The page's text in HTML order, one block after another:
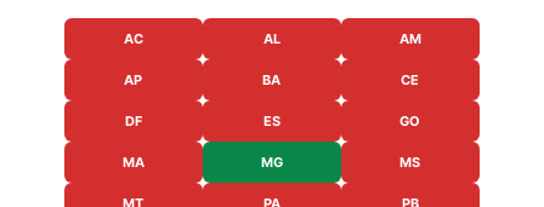
AC AL AM
AP BA CE
DF ES GO
MA MG MS
MT PA PB